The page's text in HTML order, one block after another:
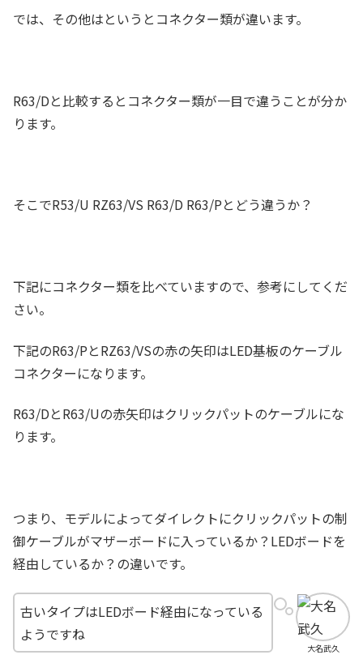
では、その他はというとコネクター類が違います。
R63/Dと比較するとコネクター類が一目で違うことが分か
ります。
そこでR53/U RZ63/VS R63/D R63/Pとどう違うか？
下記にコネクター類を比べていますので、参考にしてくだ
さい。
下記のR63/PとRZ63/VSの赤の矢印はLED基板のケーブル
コネクターになります。
R63/DとR63/Uの赤矢印はクリックパットのケーブルにな
ります。
つまり、モデルによってダイレクトにクリックパットの制
御ケーブルがマザーボードに入っているか？LEDボードを
経由しているか？の違いです。
大名武久
古いタイプはLEDボード経由になっている
ようですね